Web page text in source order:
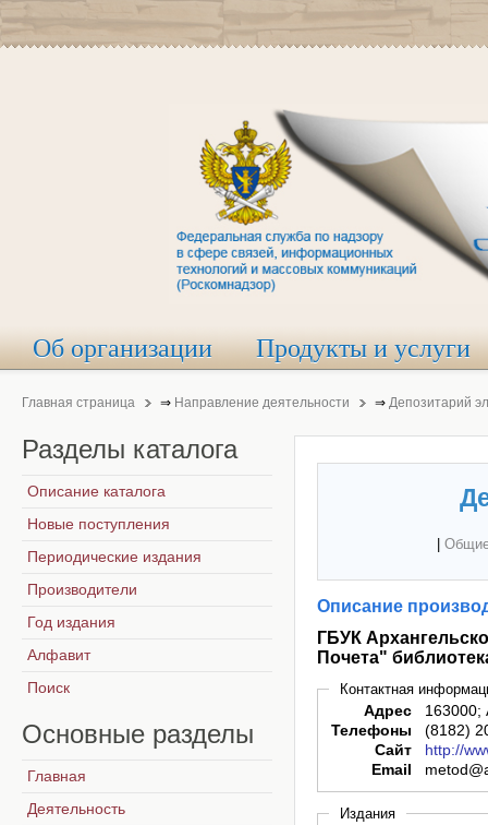
Об организации Продукты и услуги
Главная страница ⇒ Направление деятельности ⇒ Депозитарий
Описание
ГБУК
Почета"
Контактная
Адрес
163000;
Телефоны
(8182)
Сайт
http://
Email
Издания
Разделы каталога
Описание каталога
Новые поступления
Периодические издания
Производители
Год издания
Алфавит
Поиск
Основные разделы
Главная
Деятельность